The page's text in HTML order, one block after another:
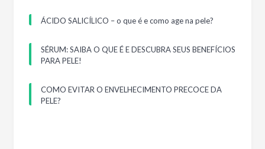
ÁCIDO SALICÍLICO – o que é e como age na pele?
SÉRUM: SAIBA O QUE É E DESCUBRA SEUS BENEFÍCIOS
PARA PELE!
COMO EVITAR O ENVELHECIMENTO PRECOCE DA
PELE?